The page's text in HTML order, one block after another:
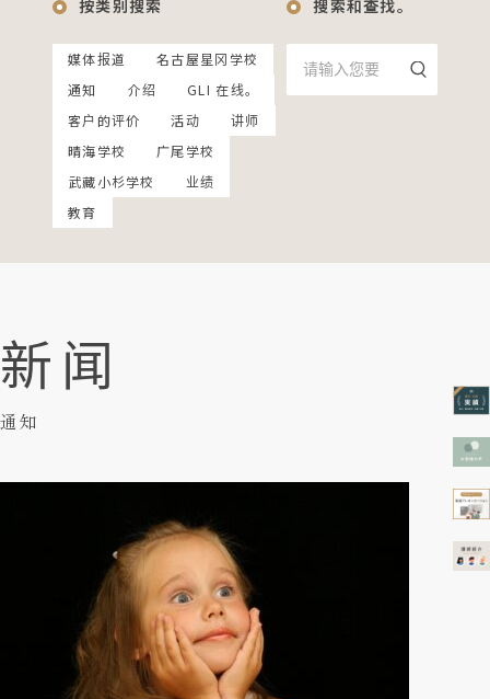
按类别搜索
媒体报道
名古屋星冈学校
通知
介绍
GLI 在线。
客户的评价
活动
讲师
晴海学校
广尾学校
武藏小杉学校
业绩
教育
搜索和查找。
新闻
通知